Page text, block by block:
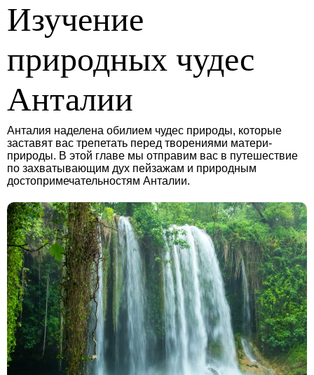
Изучение
природных чудес
Анталии
Анталия наделена обилием чудес природы, которые
заставят вас трепетать перед творениями матери-
природы. В этой главе мы отправим вас в путешествие
по захватывающим дух пейзажам и природным
достопримечательностям Анталии.